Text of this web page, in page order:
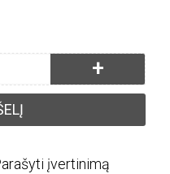
+
įvertinimą